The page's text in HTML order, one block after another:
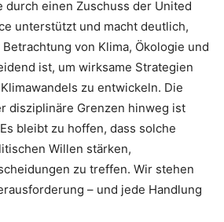
durch einen Zuschuss der United
unterstützt und macht deutlich,
von Klima, Ökologie und
ist, um wirksame Strategien
zu entwickeln. Die
disziplinäre Grenzen hinweg ist
bleibt zu hoffen, dass solche
Willen stärken,
zu treffen. Wir stehen
– und jede Handlung